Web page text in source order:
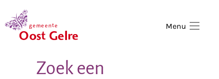
Menu
Zoek een